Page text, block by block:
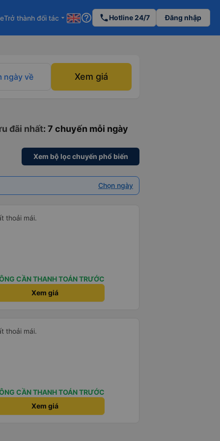
Trở thành đối tác arrow_drop_down help_outline phoneHotline 24/7 Đăng nhập
ngày về Xem giá
đãi nhất: 7 chuyến mỗi ngày
Xem bộ lọc chuyến phổ biến
Chọn ngày
thoải mái.
CẦN THANH TOÁN TRƯỚC
Xem giá
thoải mái.
CẦN THANH TOÁN TRƯỚC
Xem giá